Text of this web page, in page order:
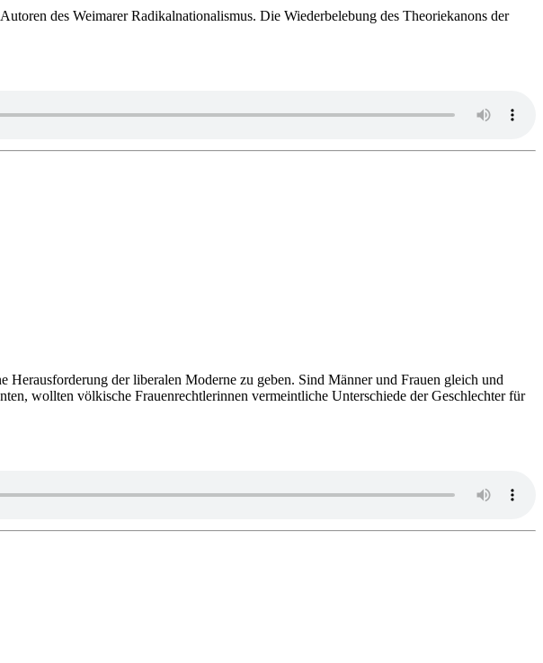
des Wei­ma­rer Radi­kal­na­tio­na­lis­mus. Die Wie­der­be­le­bung des Theo­rie­ka­nons der
der libe­ra­len Moderne zu geben. Sind Männer und Frauen gleich und
wollten völ­ki­sche Frau­en­recht­le­rin­nen ver­meint­li­che Unter­schiede der Geschlech­ter für